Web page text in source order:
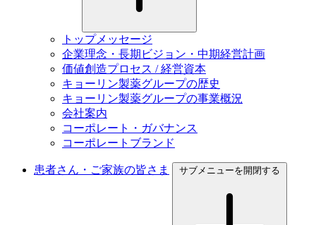
トップメッセージ
企業理念・長期ビジョン・中期経営計画
価値創造プロセス / 経営資本
キョーリン製薬グループの歴史
キョーリン製薬グループの事業概況
会社案内
コーポレート・ガバナンス
コーポレートブランド
患者さん・ご家族の皆さま サブメニューを開閉する